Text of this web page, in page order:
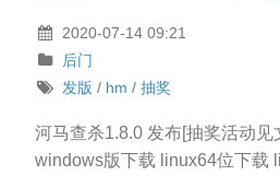
2020-07-14 09:21
后门
发版 / hm /抽奖
河马查杀1.8.0 发布[抽奖活动见
windows版下载 linux64位下载